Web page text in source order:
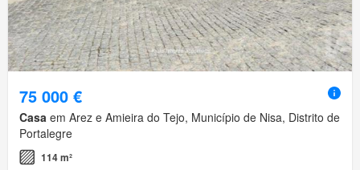
75 000 €
Casa em Arez e Amieira do Tejo, Município de Nisa, Distrito de
Portalegre
114 m²